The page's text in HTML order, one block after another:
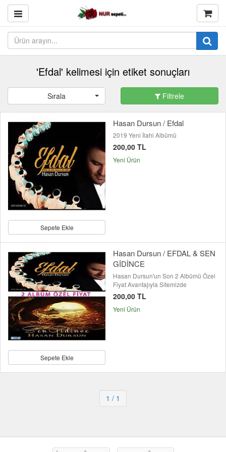
'Efdal' kelimesi için etiket sonuçları
Sırala Filtrele
Sepete Ekle
Hasan Dursun / Efdal
2019 Yeni İlahi Albümü
200,00 TL
Yeni Ürün
Sepete Ekle
Hasan Dursun / EFDAL & SEN
GİDİNCE
Hasan Dursun'un Son 2 Albümü Özel
Fiyat Avantajıyla Sitemizde
200,00 TL
Yeni Ürün
1 / 1